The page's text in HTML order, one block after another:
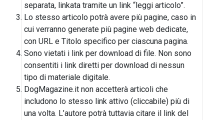
separata, linkata tramite un link “leggi articolo”.
Lo stesso articolo potrà avere più pagine, caso in
cui verranno generate più pagine web dedicate,
con URL e Titolo specifico per ciascuna pagina.
Sono vietati i link per download di file. Non sono
consentiti i link diretti per download di nessun
tipo di materiale digitale.
DogMagazine.it non accetterà articoli che
includono lo stesso link attivo (cliccabile) più di
una volta. L’autore potrà tuttavia citare il link del